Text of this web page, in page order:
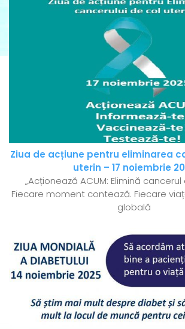
Ziua de acțiune pentru eliminarea
uterin – 17 noiembrie
„Acționează ACUM: Elimină
Fiecare moment contează. Fiecare
globală